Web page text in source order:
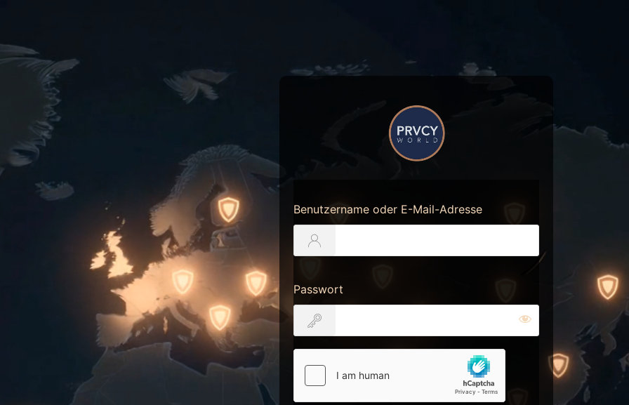
Benutzername oder E-Mail-Adresse
Passwort